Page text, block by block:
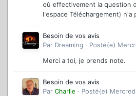
où effectivement la question
l'espace Téléchargement) n'a
Besoin de vos avis
Par Dreaming · Posté(e)
Merci a toi, je prends note.
Besoin de vos avis
Par Charlie · Posté(e)